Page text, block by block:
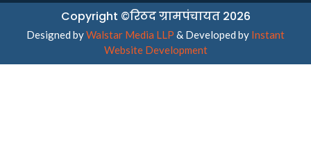
Copyright ©रिठद ग्रामपंचायत 2026
Designed byWalstar Media LLP & Developed by Instant
Website Development